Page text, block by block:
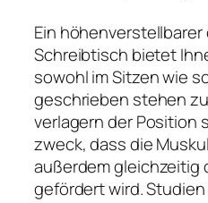
Ein
Schreibtisch bietet
sowohl im Sitzen wie
geschrieben stehen
verlagern der Position
zweck, dass die
außerdem gleichzeitig
gefördert wird.